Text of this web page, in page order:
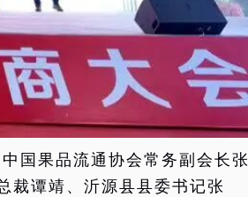
国果品流通协会常务副会长张
裁谭靖、沂源县县委书记张